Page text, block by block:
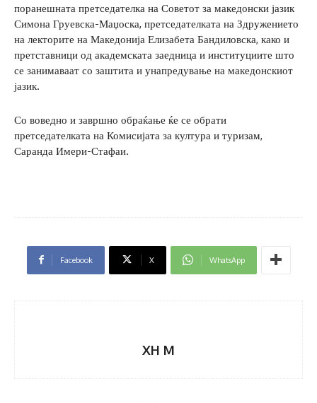
поранешната претседателка на Советот за македонски јазик
Симона Груевска-Маџоска, претседателката на Здружението
на лекторите на Македонија Елизабета Бандиловска, како и
претставници од академската заедница и институциите што
се занимаваат со заштита и унапредување на македонскиот
јазик.
Со воведно и завршно обраќање ќе се обрати
претседателката на Комисијата за култура и туризам,
Саранда Имери-Стафаи.
Facebook X WhatsApp
XH M